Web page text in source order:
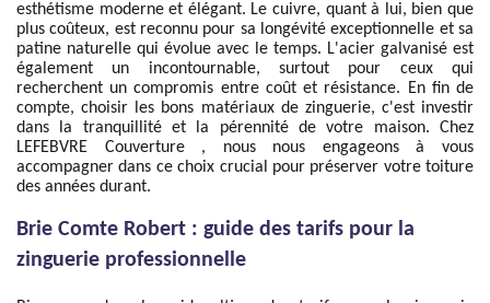
esthétisme moderne et élégant. Le cuivre, quant à lui, bien que
plus coûteux, est reconnu pour sa longévité exceptionnelle et sa
patine naturelle qui évolue avec le temps. L'acier galvanisé est
également un incontournable, surtout pour ceux qui
recherchent un compromis entre coût et résistance. En fin de
compte, choisir les bons matériaux de zinguerie, c'est investir
dans la tranquillité et la pérennité de votre maison. Chez
LEFEBVRE Couverture , nous nous engageons à vous
accompagner dans ce choix crucial pour préserver votre toiture
des années durant.
Brie Comte Robert : guide des tarifs pour la
zinguerie professionnelle